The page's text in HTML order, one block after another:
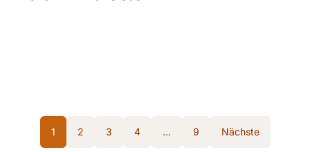
1 2 3 4 … 9 Nächste